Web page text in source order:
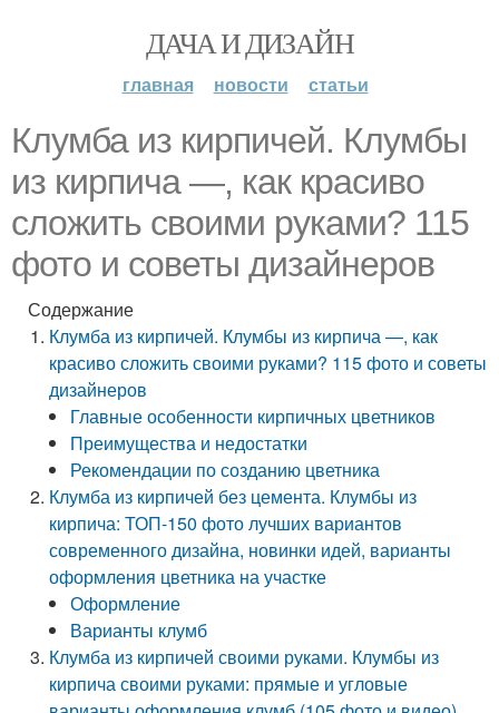
ДАЧА И ДИЗАЙН
главная новости статьи
Клумба из кирпичей. Клумбы
из кирпича —, как красиво
сложить своими руками? 115
фото и советы дизайнеров
Содержание
Клумба из кирпичей. Клумбы из кирпича —, как
красиво сложить своими руками? 115 фото и советы
дизайнеров
Главные особенности кирпичных цветников
Преимущества и недостатки
Рекомендации по созданию цветника
Клумба из кирпичей без цемента. Клумбы из
кирпича: ТОП-150 фото лучших вариантов
современного дизайна, новинки идей, варианты
оформления цветника на участке
Оформление
Варианты клумб
Клумба из кирпичей своими руками. Клумбы из
кирпича своими руками: прямые и угловые